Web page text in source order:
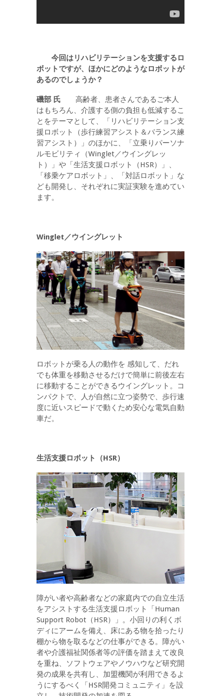
今回はリハビリテーションを支援するロ
ボットですが、ほかにどのようなロボットが
あるのでしょうか？
磯部 氏 高齢者、患者さんであるご本人
はもちろん、介護する側の負担も低減するこ
とをテーマとして、「リハビリテーション支
援ロボット（歩行練習アシスト＆バランス練
習アシスト）」のほかに、「立乗りパーソナ
ルモビリティ（Winglet／ウイングレッ
ト）」や「生活支援ロボット（HSR）」、
「移乗ケアロボット」、「対話ロボット」な
ども開発し、それぞれに実証実験を進めてい
ます。
Winglet／ウイングレット
ロボットが乗る人の動作を 感知して、だれ
でも体重を移動させるだけで簡単に前後左右
に移動することができるウイングレット。コ
ンパクトで、人が自然に立つ姿勢で、歩行速
度に近いスピードで動くため安心な電気自動
車だ。
生活支援ロボット（HSR）
障がい者や高齢者などの家庭内での自立生活
をアシストする生活支援ロボット「Human
Support Robot（HSR）」。小回りの利くボ
ディにアームを備え、床にある物を拾ったり
棚から物を取るなどの仕事ができる。障がい
者や介護福祉関係者等の評価を踏まえて改良
を重ね、ソフトウェアやノウハウなど研究開
発の成果を共有し、加盟機関が利用できるよ
うにするべく「HSR開発コミュニティ」を設